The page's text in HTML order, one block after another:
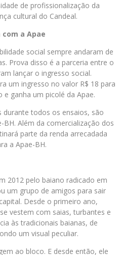
de profissionalização da
cultural do Candeal.
a Apae
social sempre andaram de
Prova disso é a parceria entre o
lançar o ingresso social.
um ingresso no valor R$ 18 para
e ganha um picolé da Apae.
durante todos os ensaios, são
Além da comercialização dos
parte da renda arrecadada
a Apae-BH.
2012 pelo baiano radicado em
um grupo de amigos para sair
Desde o primeiro ano,
vestem com saias, turbantes e
às tradicionais baianas, de
um visual peculiar.
ao bloco. E desde então, ele